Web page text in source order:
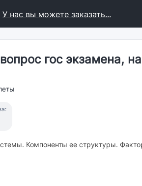
У нас вы можете заказать...
гос экзамена,
Компоненты ее структуры.